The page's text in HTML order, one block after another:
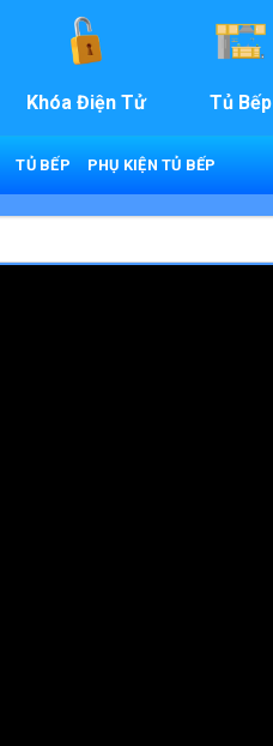
Khóa Điện Tử Tủ Bếp
TỦ BẾP PHỤ KIỆN TỦ BẾP